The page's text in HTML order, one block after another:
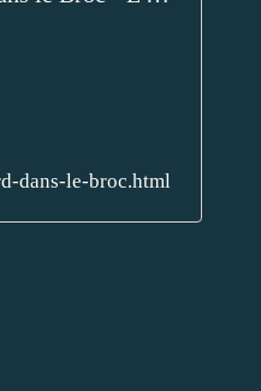
dans-le-broc.html